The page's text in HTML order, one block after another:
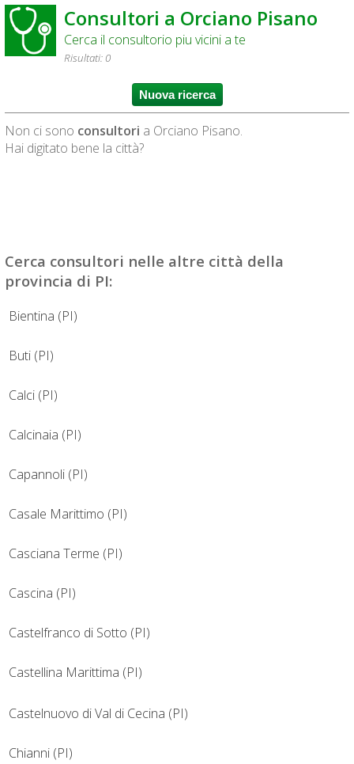
Consultori a Orciano Pisano
Cerca il consultorio piu vicini a te
Risultati: 0
Non ci sono consultori a Orciano Pisano.
Hai digitato bene la città?
Cerca consultori nelle altre città della
provincia di PI:
Bientina (PI)
Buti (PI)
Calci (PI)
Calcinaia (PI)
Capannoli (PI)
Casale Marittimo (PI)
Casciana Terme (PI)
Cascina (PI)
Castelfranco di Sotto (PI)
Castellina Marittima (PI)
Castelnuovo di Val di Cecina (PI)
Chianni (PI)